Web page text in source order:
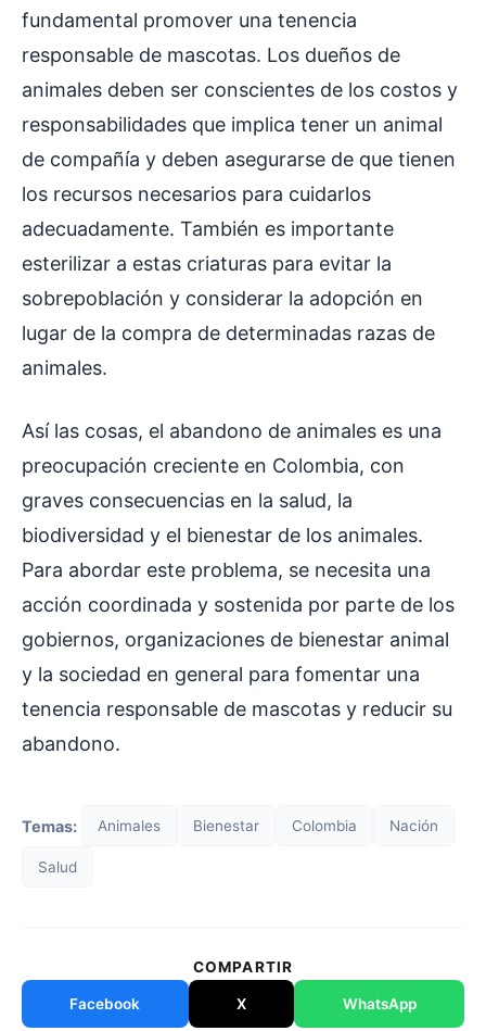
fundamental promover una tenencia
responsable de mascotas. Los dueños de
animales deben ser conscientes de los costos y
responsabilidades que implica tener un animal
de compañía y deben asegurarse de que tienen
los recursos necesarios para cuidarlos
adecuadamente. También es importante
esterilizar a estas criaturas para evitar la
sobrepoblación y considerar la adopción en
lugar de la compra de determinadas razas de
animales.
Así las cosas, el abandono de animales es una
preocupación creciente en Colombia, con
graves consecuencias en la salud, la
biodiversidad y el bienestar de los animales.
Para abordar este problema, se necesita una
acción coordinada y sostenida por parte de los
gobiernos, organizaciones de bienestar animal
y la sociedad en general para fomentar una
tenencia responsable de mascotas y reducir su
abandono.
Temas: Animales Bienestar Colombia Nación
Salud
COMPARTIR
Facebook X WhatsApp